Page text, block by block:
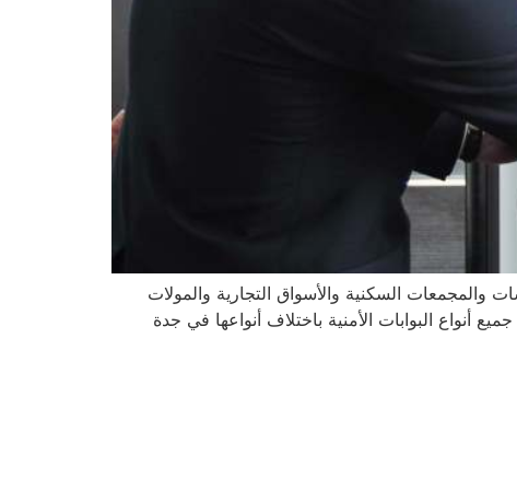
السكنية والأسواق التجارية والمولات
أنواع البوابات الأمنية باختلاف أنواعها في جدة